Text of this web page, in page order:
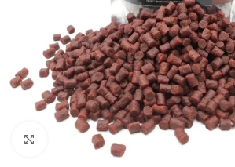
Натисніть, щоб збільшити